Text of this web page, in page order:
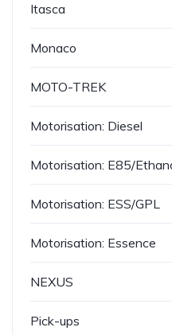
Itasca
Monaco
MOTO-TREK
Motorisation: Diesel
Motorisation: E85/
Motorisation: ESS/GPL
Motorisation: Essence
NEXUS
Pick-ups